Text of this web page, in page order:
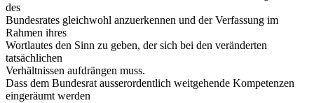
des
Bundesrates gleichwohl anzuerkennen und der Verfassung im
Rahmen ihres
Wortlautes den Sinn zu geben, der sich bei den veränderten
tatsächlichen
Verhältnissen aufdrängen muss.
Dass dem Bundesrat ausserordentlich weitgehende Kompetenzen
eingeräumt werden